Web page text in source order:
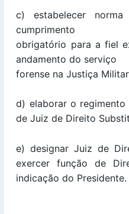
c) estabelecer
cumprimento
obrigatório para a fiel
andamento do serviço
forense na Justiça
d) elaborar o
de Juiz de Direito
e) designar Juiz de
exercer função de
indicação do Presidente.